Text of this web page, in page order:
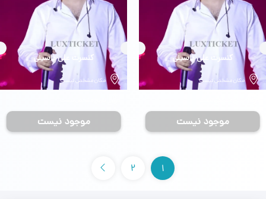
بلیط
کنسرت علی یاسینی
مکان مشخص نیست
موجود نیست
بلیط
کنسرت علی یاسینی
مکان مشخص نیست
موجود نیست
1
2